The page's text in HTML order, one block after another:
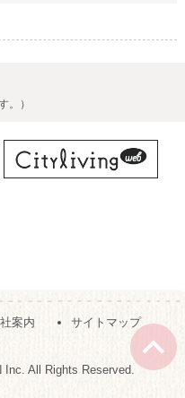
。）
案内 サイトマップ
All Rights Reserved.